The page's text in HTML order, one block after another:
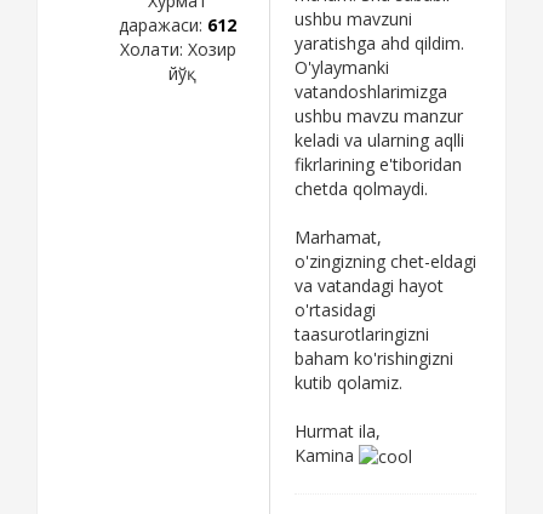
даражаси: 612
Холати: Хозир
йўқ
ushbu mavzuni
yaratishga ahd qildim.
O'ylaymanki
vatandoshlarimizga
ushbu mavzu manzur
keladi va ularning aqlli
fikrlarining e'tiboridan
chetda qolmaydi.
Marhamat,
o'zingizning chet-eldagi
va vatandagi hayot
o'rtasidagi
taasurotlaringizni
baham ko'rishingizni
kutib qolamiz.
Hurmat ila,
Kamina